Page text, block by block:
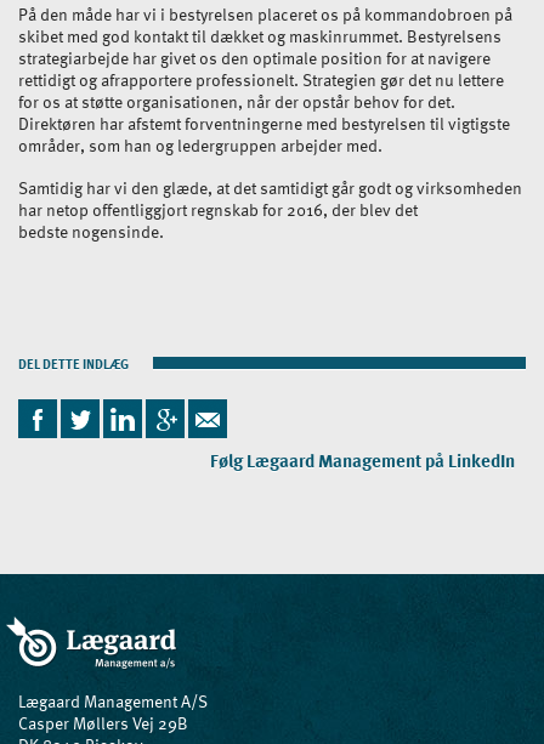
På den måde har vi i bestyrelsen placeret os på kommandobroen på
skibet med god kontakt til dækket og maskinrummet. Bestyrelsens
strategiarbejde har givet os den optimale position for at navigere
rettidigt og afrapportere professionelt. Strategien gør det nu lettere
for os at støtte organisationen, når der opstår behov for det.
Direktøren har afstemt forventningerne med bestyrelsen til vigtigste
områder, som han og ledergruppen arbejder med.
Samtidig har vi den glæde, at det samtidigt går godt og virksomheden
har netop offentliggjort regnskab for 2016, der blev det
bedste nogensinde.
DEL DETTE INDLÆG
Følg Lægaard Management på LinkedIn
Lægaard Management A/S
Casper Møllers Vej 29B